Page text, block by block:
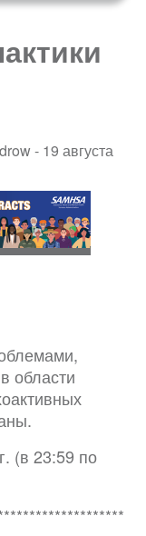
- 19 августа
области
(в 23:59 по